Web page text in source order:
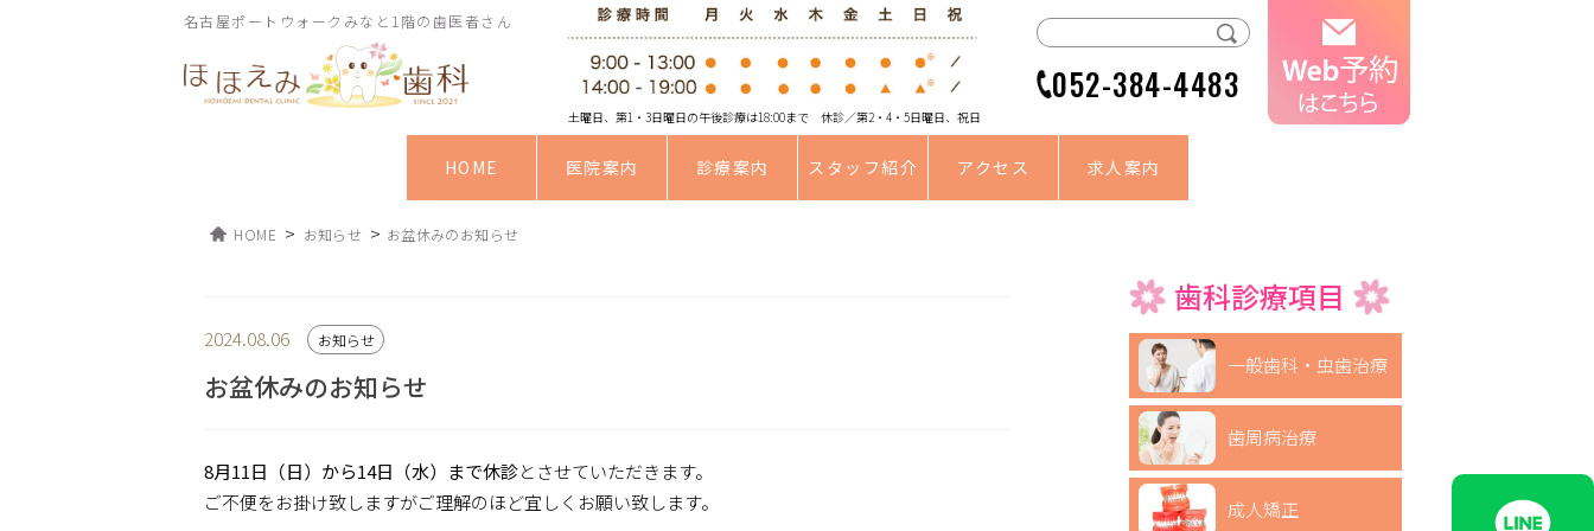
名古屋ポートウォークみなと1階の歯医者さん
土曜日、第1・3日曜日の午後診療は18:00まで 休診／第2・4・5日曜日、祝日
052-384-4483
HOME 医院案内 診療案内 スタッフ紹介 アクセス 求人案内
HOME > お知らせ > お盆休みのお知らせ
2024.08.06 お知らせ
お盆休みのお知らせ
8月11日（日）から14日（水）まで休診とさせていただきます。
ご不便をお掛け致しますがご理解のほど宜しくお願い致します。
歯科診療項目
一般歯科・虫歯治療
歯周病治療
成人矯正